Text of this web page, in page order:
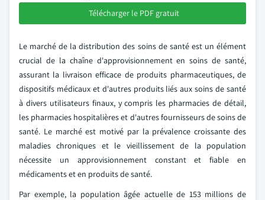
Télécharger le PDF gratuit
Le marché de la distribution des soins de santé est un élément
crucial de la chaîne d'approvisionnement en soins de santé,
assurant la livraison efficace de produits pharmaceutiques, de
dispositifs médicaux et d'autres produits liés aux soins de santé
à divers utilisateurs finaux, y compris les pharmacies de détail,
les pharmacies hospitalières et d'autres fournisseurs de soins de
santé. Le marché est motivé par la prévalence croissante des
maladies chroniques et le vieillissement de la population
nécessite un approvisionnement constant et fiable en
médicaments et en produits de santé.
Par exemple, la population âgée actuelle de 153 millions de